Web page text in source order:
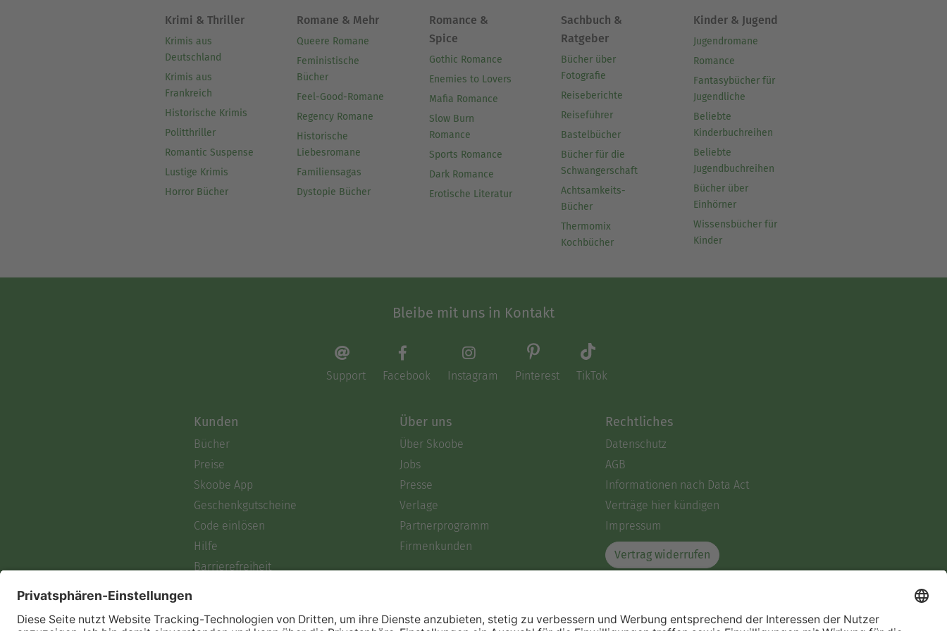
Krimi & Thriller
Krimis aus
Deutschland
Krimis aus
Frankreich
Historische Krimis
Politthriller
Romantic Suspense
Lustige Krimis
Horror Bücher
Romane & Mehr
Queere Romane
Feministische
Bücher
Feel-Good-Romane
Regency Romane
Historische
Liebesromane
Familiensagas
Dystopie Bücher
Romance &
Spice
Gothic Romance
Enemies to Lovers
Mafia Romance
Slow Burn
Romance
Sports Romance
Dark Romance
Erotische Literatur
Sachbuch &
Ratgeber
Bücher über
Fotografie
Reiseberichte
Reiseführer
Bastelbücher
Bücher für die
Schwangerschaft
Achtsamkeits-
Bücher
Thermomix
Kochbücher
Kinder & Jugend
Jugendromane
Romance
Fantasybücher für
Jugendliche
Beliebte
Kinderbuchreihen
Beliebte
Jugendbuchreihen
Bücher über
Einhörner
Wissensbücher für
Kinder
Bleibe mit uns in Kontakt
Support Facebook Instagram Pinterest TikTok
Kunden
Bücher
Preise
Skoobe App
Geschenkgutscheine
Code einlösen
Hilfe
Barrierefreiheit
Über uns
Über Skoobe
Jobs
Presse
Verlage
Partnerprogramm
Firmenkunden
Rechtliches
Datenschutz
AGB
Informationen nach Data Act
Verträge hier kündigen
Impressum
Vertrag widerrufen